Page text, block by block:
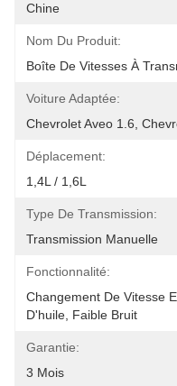
Chine
Nom Du Produit:
Boîte De Vitesses À
Voiture Adaptée:
Chevrolet Aveo 1.6,
Déplacement:
1,4L / 1,6L
Type De Transmission:
Transmission Manuelle
Fonctionnalité:
Changement De Vitesse
D'huile, Faible Bruit
Garantie:
3 Mois